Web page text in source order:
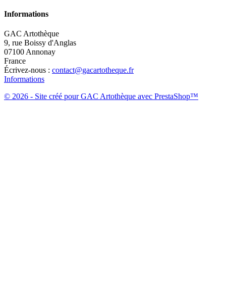
Informations
GAC Artothèque
9, rue Boissy d'Anglas
07100 Annonay
France
Écrivez-nous : contact@gacartotheque.fr
Informations
© 2026 - Site créé pour GAC Artothèque avec PrestaShop™